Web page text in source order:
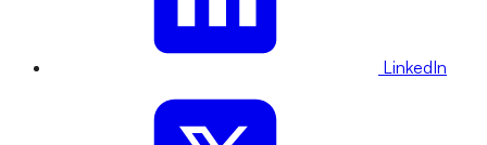
LinkedIn